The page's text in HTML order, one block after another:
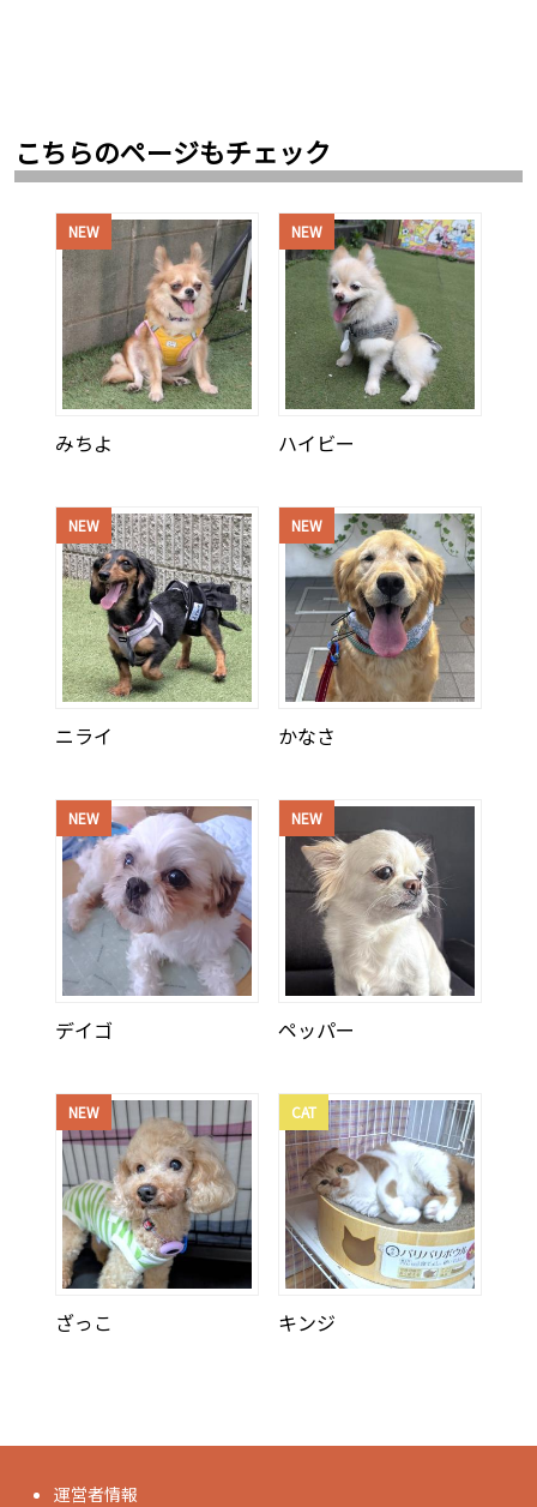
こちらのページもチェック
NEW
みちよ
NEW
ハイビー
NEW
ニライ
NEW
かなさ
NEW
デイゴ
NEW
ペッパー
NEW
ざっこ
CAT
キンジ
運営者情報